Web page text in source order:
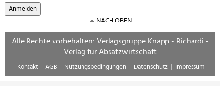
NACH OBEN
Alle Rechte vorbehalten: Verlagsgruppe Knapp - Richardi -
Verlag für Absatzwirtschaft
Kontakt AGB Nutzungsbedingungen Datenschutz Impressum